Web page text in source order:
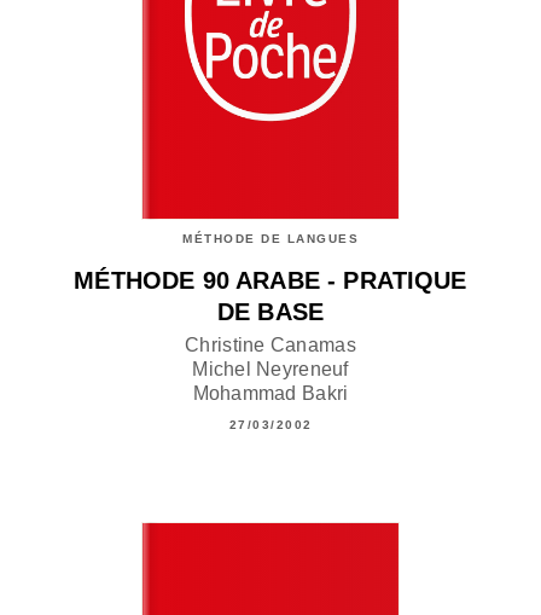
MÉTHODE DE LANGUES
MÉTHODE 90 ARABE - PRATIQUE
DE BASE
Christine Canamas
Michel Neyreneuf
Mohammad Bakri
27/03/2002